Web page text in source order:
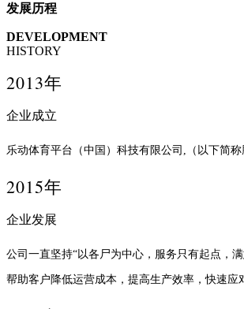
发展历程
DEVELOPMENT
HISTORY
2013年
企业成立
乐动体育平台（中国）科技有限公司,（以下简
2015年
企业发展
公司一直坚持“以各尸为中心，服务只有起点，
帮助客户降低运营成本，提高生产效率，快速应